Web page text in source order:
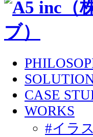
CASE
WORKS
#イラ